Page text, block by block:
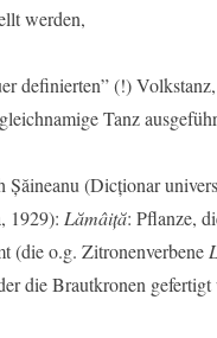
werden,
definierten” (!)
Tanz
Șăineanu (Dicționar
1929): Lămâiță: Pflanze,
(die o.g. Zitronenverbene
die Brautkronen gefertigt